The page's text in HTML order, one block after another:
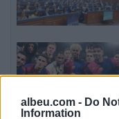
albeu.com - Do
Information